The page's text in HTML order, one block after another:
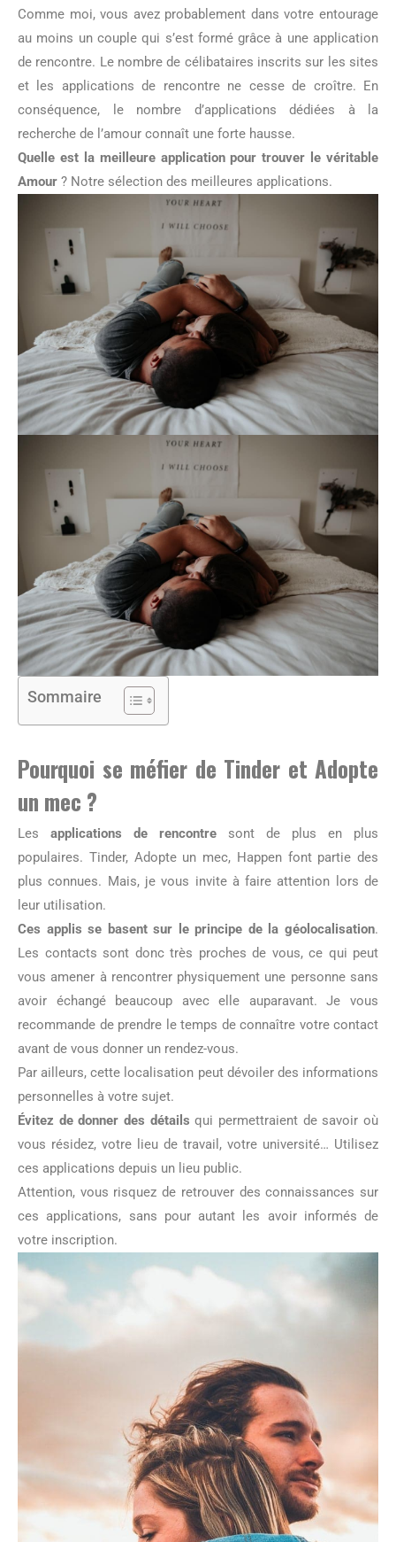
Comme moi, vous avez probablement dans votre entourage
au moins un couple qui s’est formé grâce à une application
de rencontre. Le nombre de célibataires inscrits sur les sites
et les applications de rencontre ne cesse de croître. En
conséquence, le nombre d’applications dédiées à la
recherche de l’amour connaît une forte hausse.
Quelle est la meilleure application pour trouver le véritable
Amour ? Notre sélection des meilleures applications.
Sommaire
Pourquoi se méfier de Tinder et Adopte
un mec ?
Les applications de rencontre sont de plus en plus
populaires. Tinder, Adopte un mec, Happen font partie des
plus connues. Mais, je vous invite à faire attention lors de
leur utilisation.
Ces applis se basent sur le principe de la géolocalisation.
Les contacts sont donc très proches de vous, ce qui peut
vous amener à rencontrer physiquement une personne sans
avoir échangé beaucoup avec elle auparavant. Je vous
recommande de prendre le temps de connaître votre contact
avant de vous donner un rendez-vous.
Par ailleurs, cette localisation peut dévoiler des informations
personnelles à votre sujet.
Évitez de donner des détails qui permettraient de savoir où
vous résidez, votre lieu de travail, votre université… Utilisez
ces applications depuis un lieu public.
Attention, vous risquez de retrouver des connaissances sur
ces applications, sans pour autant les avoir informés de
votre inscription.